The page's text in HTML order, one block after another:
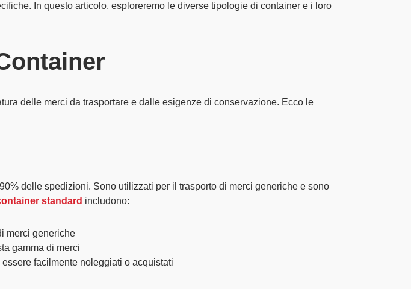
In questo articolo, esploreremo le diverse tipologie di container e i loro
delle merci da trasportare e dalle esigenze di conservazione. Ecco le
90% delle spedizioni. Sono utilizzati per il trasporto di merci generiche e sono
standard includono:
merci generiche
gamma di merci
facilmente noleggiati o acquistati